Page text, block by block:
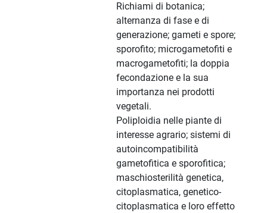
Richiami di botanica;
alternanza di fase e di
generazione; gameti e spore;
sporofito; microgametofiti e
macrogametofiti; la doppia
fecondazione e la sua
importanza nei prodotti
vegetali.
Poliploidia nelle piante di
interesse agrario; sistemi di
autoincompatibilità
gametofitica e sporofitica;
maschiosterilità genetica,
citoplasmatica, genetico-
citoplasmatica e loro effetto